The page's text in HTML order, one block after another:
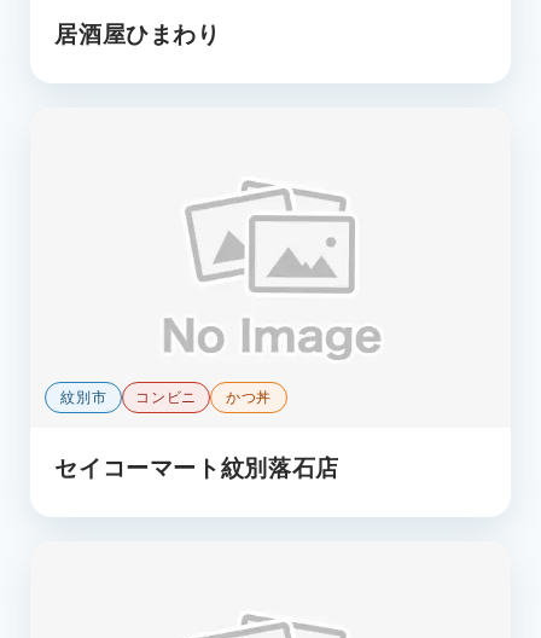
居酒屋ひまわり
紋別市 コンビニ かつ丼
セイコーマート紋別落石店